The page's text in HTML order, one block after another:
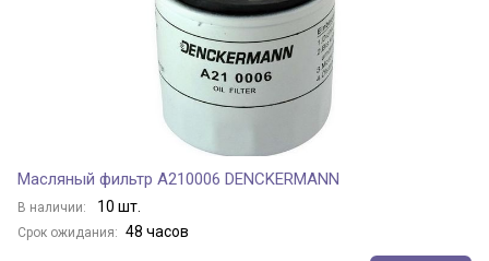
Масляный фильтр A210006 DENCKERMANN
В наличии: 10 шт.
Срок ожидания: 48 часов